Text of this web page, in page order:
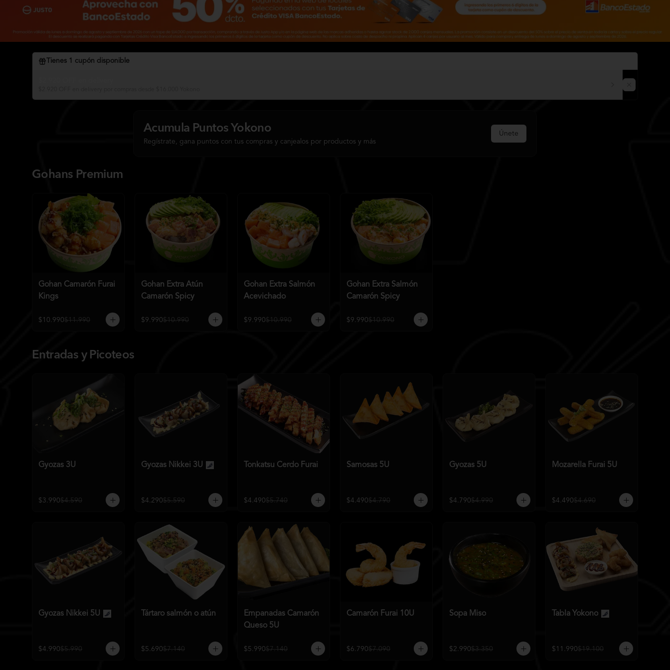
Tienes 1 cupón disponible
Acumula Puntos Yokono
Regístrate, gana puntos con tus compras y canjealos por productos y más
Únete
Gohans Premium
Gohan Camarón Furai
Kings
$10.990$11.990
Gohan Extra Atún
Camarón Spicy
$9.990$10.990
Gohan Extra Salmón
Acevichado
$9.990$10.990
Gohan Extra Salmón
Camarón Spicy
$9.990$10.990
Entradas y Picoteos
Gyozas 3U
$3.990$4.590
Gyozas Nikkei 3U
$4.290$5.590
Tonkatsu Cerdo Furai
$4.490$5.740
Samosas 5U
$4.490$4.790
Gyozas 5U
$4.790$4.990
Mozarella Furai 5U
$4.490$4.690
Gyozas Nikkei 5U
$4.990$5.990
Tártaro salmón o atún
$5.690$7.140
Empanadas Camarón
Queso 5U
$5.990$7.140
Camarón Furai 10U
$6.790$7.090
Sopa Miso
$2.990$3.350
Tabla Yokono
$11.990$19.100